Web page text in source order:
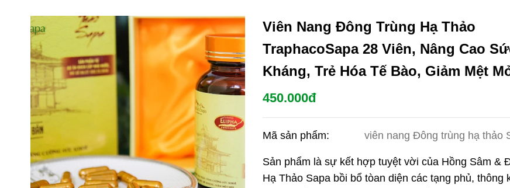
Viên Nang Đông Trùng Hạ Thảo
TraphacoSapa 28 Viên, Nâng Cao
Kháng, Trẻ Hóa Tế Bào, Giảm Mệt
450.000đ
Mã sản phẩm: viên nang Đông trùng hạ thảo
Sản phẩm là sự kết hợp tuyệt vời của Hồng Sâm &
Hạ Thảo Sapa bồi bổ tòan diện các tạng phủ, thông